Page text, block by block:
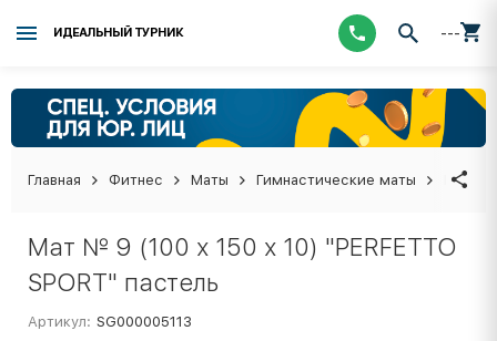
ИДЕАЛЬНЫЙ ТУРНИК ---
Главная Фитнес Маты Гимнастические маты Мат №
Мат № 9 (100 х 150 х 10) "PERFETTO
SPORT" пастель
Артикул: SG000005113